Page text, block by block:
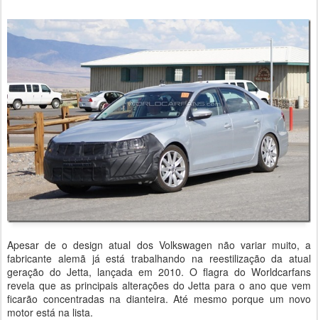
Apesar de o design atual dos Volkswagen não variar muito, a
fabricante alemã já está trabalhando na reestilização da atual
geração do Jetta, lançada em 2010. O flagra do Worldcarfans
revela que as principais alterações do Jetta para o ano que vem
ficarão concentradas na dianteira. Até mesmo porque um novo
motor está na lista.